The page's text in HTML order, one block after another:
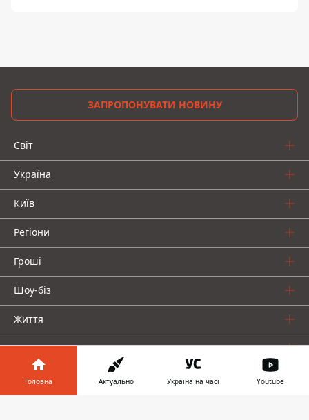
ЗАПРОПОНУВАТИ НОВИНУ
Світ
Україна
Київ
Регіони
Гроші
Шоу-біз
Життя
Про нас
Головна Актуально Україна на часі Youtube